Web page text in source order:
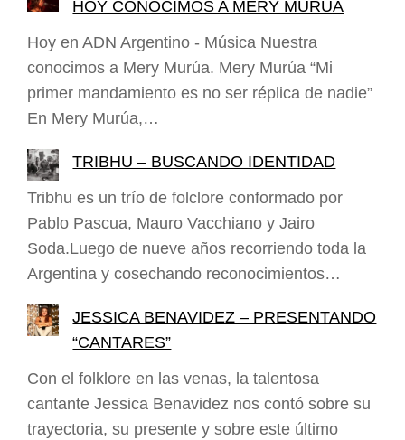
HOY CONOCIMOS A MERY MURÚA
Hoy en ADN Argentino - Música Nuestra
conocimos a Mery Murúa. Mery Murúa “Mi
primer mandamiento es no ser réplica de nadie”
En Mery Murúa,…
TRIBHU – BUSCANDO IDENTIDAD
Tribhu es un trío de folclore conformado por
Pablo Pascua, Mauro Vacchiano y Jairo
Soda.Luego de nueve años recorriendo toda la
Argentina y cosechando reconocimientos…
JESSICA BENAVIDEZ – PRESENTANDO
“CANTARES”
Con el folklore en las venas, la talentosa
cantante Jessica Benavidez nos contó sobre su
trayectoria, su presente y sobre este último